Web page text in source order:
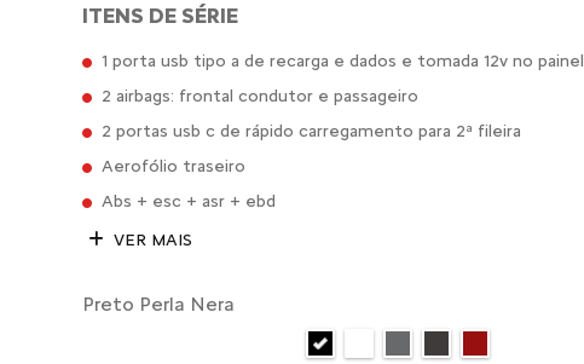
ITENS DE SÉRIE
1 porta usb tipo a de recarga e dados e tomada 12v no painel
2 airbags: frontal condutor e passageiro
2 portas usb c de rápido carregamento para 2ª fileira
Aerofólio traseiro
Abs + esc + asr + ebd
VER MAIS
Preto Perla Nera